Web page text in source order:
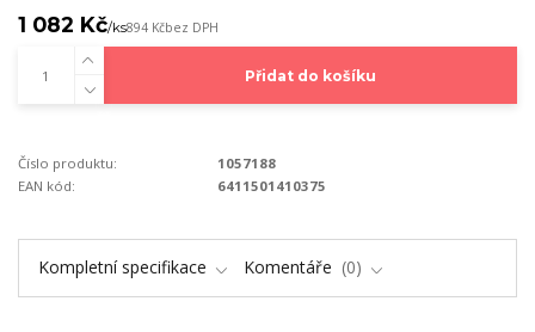
1 082 Kč/ks894 Kčbez DPH
Přidat do košíku
Číslo produktu:
1057188
EAN kód:
6411501410375
Kompletní specifikace Komentáře 0